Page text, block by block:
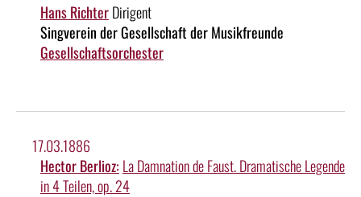
Hans RichterDirigent
Singverein der Gesellschaft der Musikfreunde
Gesellschaftsorchester
17.03.1886
Hector Berlioz: La Damnation de Faust. Dramatische Legende
in 4 Teilen, op. 24